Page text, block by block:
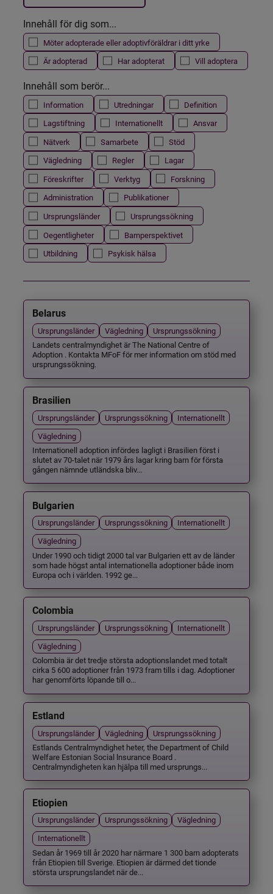
Innehåll för dig som...
Möter adopterade eller adoptivföräldrar i ditt yrke
Är adopterad
Har adopterat Vill adoptera
Innehåll som berör...
Information Utredningar
Definition
Lagstiftning
Internationellt
Ansvar
Nätverk
Samarbete
Stöd
Vägledning
Regler
Lagar
Föreskrifter
Verktyg
Forskning
Administration
Publikationer
Ursprungsländer
Ursprungssökning
Oegentligheter
Barnperspektivet
Utbildning
Psykisk hälsa
Belarus
Ursprungsländer Vägledning
Ursprungssökning
Landets centralmyndighet är The National Centre of
Adoption . Kontakta MFoF för mer information om stöd med
ursprungssökning.
Brasilien
Ursprungsländer Ursprungssökning
Internationellt
Vägledning
Internationell adoption infördes lagligt i Brasilien först i
slutet av 70-talet när 1979 års lagar kring barn för första
gången nämnde utländska bliv...
Bulgarien
Ursprungsländer Ursprungssökning
Internationellt
Vägledning
Under 1990 och tidigt 2000 tal var Bulgarien ett av de länder
som hade högst antal internationella adoptioner både inom
Europa och i världen. 1992 ge...
Colombia
Ursprungsländer Ursprungssökning
Internationellt
Vägledning
Colombia är det tredje största adoptionslandet med totalt
cirka 5 600 adoptioner från 1973 fram tills i dag. Adoptioner
har genomförts löpande till o...
Estland
Ursprungsländer Vägledning
Ursprungssökning
Estlands Centralmyndighet heter, the Department of Child
Welfare Estonian Social lnsurance Board .
Centralmyndigheten kan hjälpa till med ursprungs...
Etiopien
Ursprungsländer Ursprungssökning
Vägledning
Internationellt
Sedan år 1969 till år 2020 har närmare 1 300 barn adopterats
från Etiopien till Sverige. Etiopien är därmed det tionde
största ursprungslandet när de...